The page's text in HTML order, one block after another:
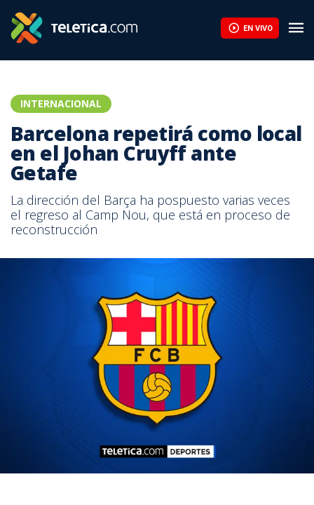
EN VIVO
INTERNACIONAL
Barcelona repetirá como local
en el Johan Cruyff ante
Getafe
La dirección del Barça ha pospuesto varias veces
el regreso al Camp Nou, que está en proceso de
reconstrucción